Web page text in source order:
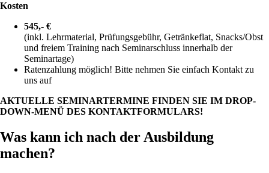
Kosten
545,- €
(inkl. Lehrmaterial, Prüfungsgebühr, Getränkeflat, Snacks/Obst
und freiem Training nach Seminarschluss innerhalb der
Seminartage)
Ratenzahlung möglich! Bitte nehmen Sie einfach Kontakt zu
uns auf
AKTUELLE SEMINARTERMINE FINDEN SIE IM DROP-
DOWN-MENÜ DES KONTAKTFORMULARS!
Was kann ich nach der Ausbildung
machen?